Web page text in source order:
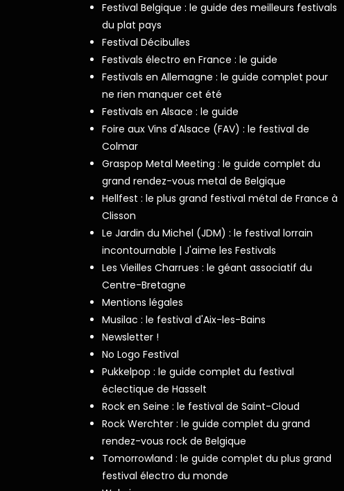
Festival Belgique : le guide des meilleurs festivals
du plat pays
Festival Décibulles
Festivals électro en France : le guide
Festivals en Allemagne : le guide complet pour
ne rien manquer cet été
Festivals en Alsace : le guide
Foire aux Vins d'Alsace (FAV) : le festival de
Colmar
Graspop Metal Meeting : le guide complet du
grand rendez-vous metal de Belgique
Hellfest : le plus grand festival métal de France à
Clisson
Le Jardin du Michel (JDM) : le festival lorrain
incontournable | J'aime les Festivals
Les Vieilles Charrues : le géant associatif du
Centre-Bretagne
Mentions légales
Musilac : le festival d'Aix-les-Bains
Newsletter !
No Logo Festival
Pukkelpop : le guide complet du festival
éclectique de Hasselt
Rock en Seine : le festival de Saint-Cloud
Rock Werchter : le guide complet du grand
rendez-vous rock de Belgique
Tomorrowland : le guide complet du plus grand
festival électro du monde